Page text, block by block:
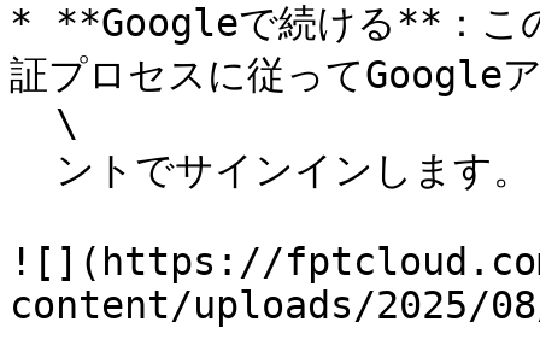
* **Googleで続ける**：こ
証プロセスに従ってGoogle
![](https://
content/uploads/2025/